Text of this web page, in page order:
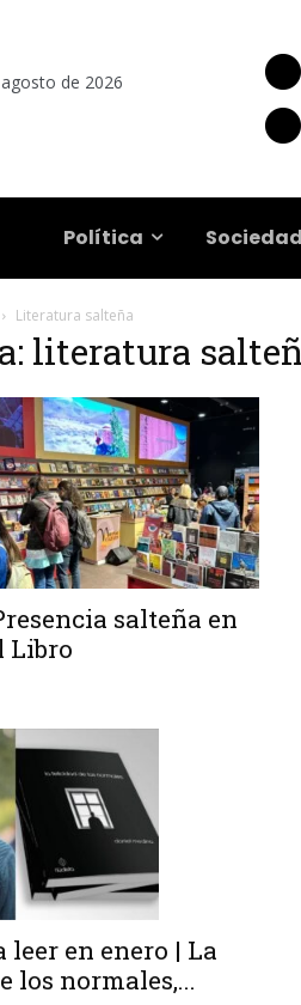
de 2026
Política Sociedad
Literatura salteña
literatura
salteña en
Libro
leer en enero | La
los normales,...